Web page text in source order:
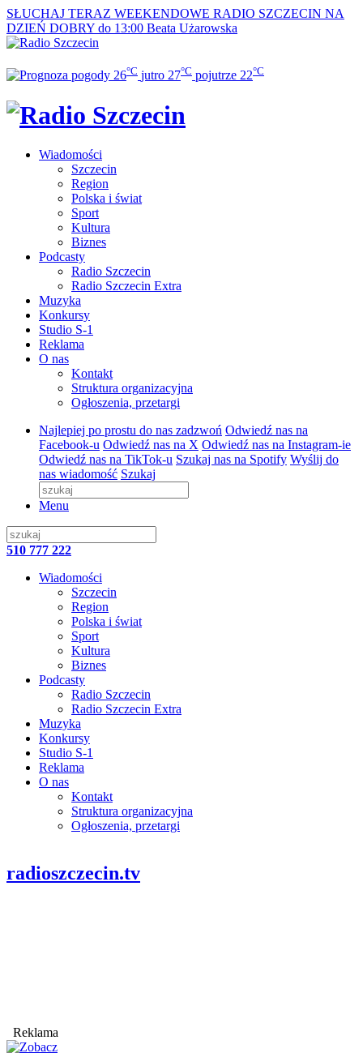
SŁUCHAJ TERAZ WEEKENDOWE RADIO SZCZECIN NA
DZIEŃ DOBRY do 13:00 Beata Użarowska
26°C jutro 27°C pojutrze 22°C
Wiadomości
Szczecin
Region
Polska i świat
Sport
Kultura
Biznes
Podcasty
Radio Szczecin
Radio Szczecin Extra
Muzyka
Konkursy
Studio S-1
Reklama
O nas
Kontakt
Struktura organizacyjna
Ogłoszenia, przetargi
Najlepiej po prostu do nas zadzwoń Odwiedź nas na
Facebook-u Odwiedź nas na X Odwiedź nas na Instagram-ie
Odwiedź nas na TikTok-u Szukaj nas na Spotify Wyślij do
nas wiadomość Szukaj
Menu
510 777 222
Wiadomości
Szczecin
Region
Polska i świat
Sport
Kultura
Biznes
Podcasty
Radio Szczecin
Radio Szczecin Extra
Muzyka
Konkursy
Studio S-1
Reklama
O nas
Kontakt
Struktura organizacyjna
Ogłoszenia, przetargi
radioszczecin.tv
Reklama